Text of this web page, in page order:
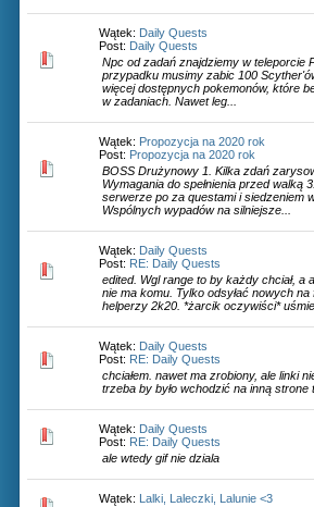
Wątek: Daily Quests
Post: Daily Quests
Npc od zadań znajdziemy w teleporcie
przypadku musimy zabic 100
więcej dostępnych pokemonów, które
w zadaniach. Nawet leg...
Wątek: Propozycja na 2020 rok
Post: Propozycja na 2020 rok
BOSS Drużynowy 1. Kilka zdań
Wymagania do spełnienia przed walką
serwerze po za questami i siedzeniem
Wspólnych wypadów na silniejsze...
Wątek: Daily Quests
Post: RE: Daily Quests
edited. Wgl range to by każdy chciał, a
nie ma komu. Tylko odsyłać nowych na
helperzy 2k20. *żarcik oczywiści*
Wątek: Daily Quests
Post: RE: Daily Quests
chciałem. nawet ma zrobiony, ale linki
trzeba by było wchodzić na inną strone
Wątek: Daily Quests
Post: RE: Daily Quests
ale wtedy gif nie dziala
Wątek: Lalki, Laleczki, Lalunie <3